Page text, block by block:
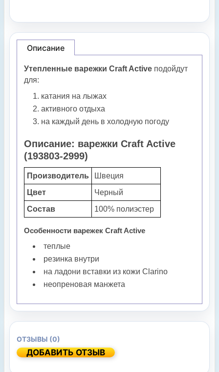
Описание
Утепленные варежки Craft Active подойдут
для:
катания на лыжах
активного отдыха
на каждый день в холодную погоду
Описание: варежки Craft Active
(193803-2999)
Производитель
Швеция
Цвет
Черный
Состав
100% полиэстер
Особенности варежек Craft Active
теплые
резинка внутри
на ладони вставки из кожи Clarino
неопреновая манжета
ОТЗЫВЫ (0)
ДОБАВИТЬ ОТЗЫВ